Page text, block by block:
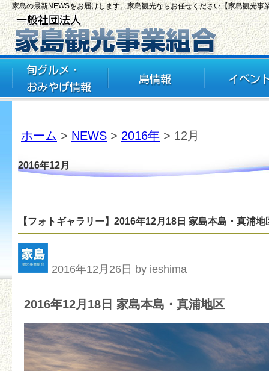
家島の最新NEWSをお届けします。家島観光ならお任せください【家島観光事
ホーム > NEWS > 2016年 > 12月
2016年12月
【フォトギャラリー】2016年12月18日 家島本島・真浦地
2016年12月26日 by ieshima
2016年12月18日 家島本島・真浦地区